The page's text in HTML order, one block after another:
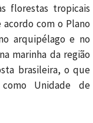
florestas tropicais
com o Plano
arquipélago e no
marinha da região
brasileira, o que
Unidade de